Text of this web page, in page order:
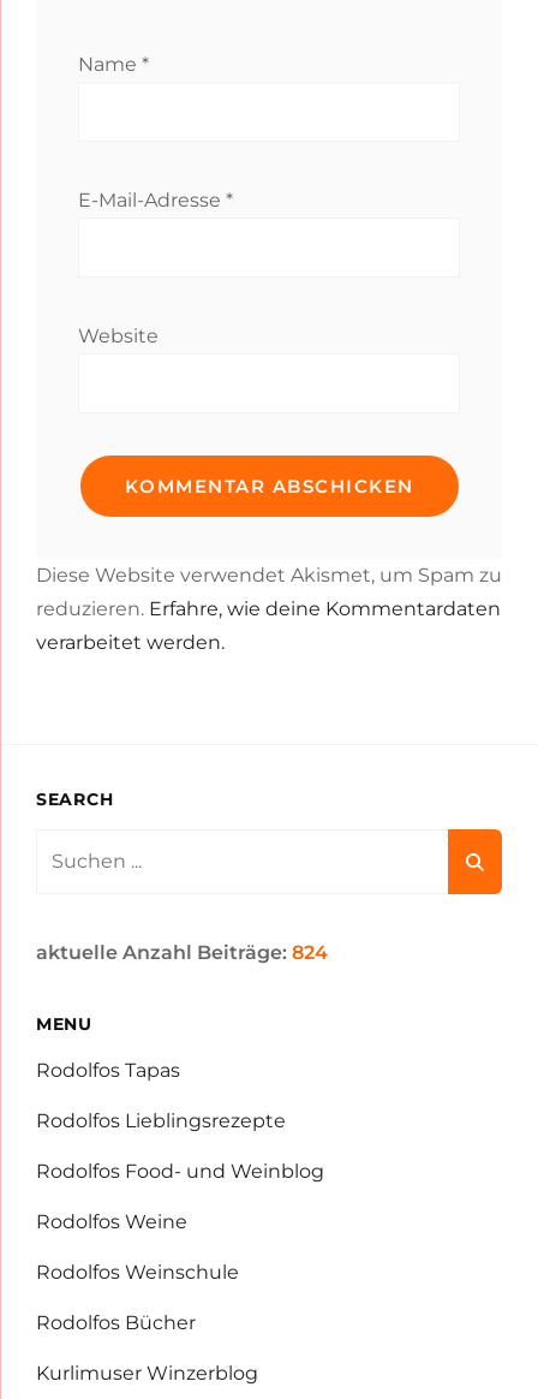
Name *
E-Mail-Adresse *
Website
Diese Website verwendet Akismet, um Spam zu
reduzieren. Erfahre, wie deine Kommentardaten
verarbeitet werden.
SEARCH
aktuelle Anzahl Beiträge: 824
MENU
Rodolfos Tapas
Rodolfos Lieblingsrezepte
Rodolfos Food- und Weinblog
Rodolfos Weine
Rodolfos Weinschule
Rodolfos Bücher
Kurlimuser Winzerblog